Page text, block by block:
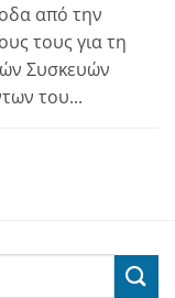
από την
τους για τη
Συσκευών
του...